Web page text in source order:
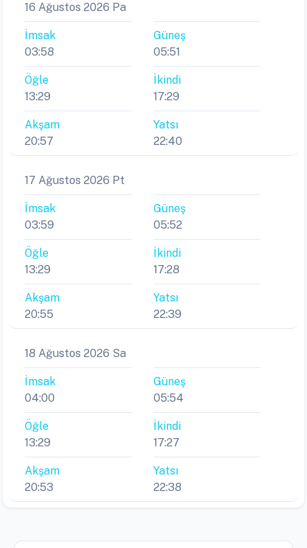
16 Ağustos 2026 Pa
İmsak
03:58
Güneş
05:51
Öğle
13:29
İkindi
17:29
Akşam
20:57
Yatsı
22:40
17 Ağustos 2026 Pt
İmsak
03:59
Güneş
05:52
Öğle
13:29
İkindi
17:28
Akşam
20:55
Yatsı
22:39
18 Ağustos 2026 Sa
İmsak
04:00
Güneş
05:54
Öğle
13:29
İkindi
17:27
Akşam
20:53
Yatsı
22:38